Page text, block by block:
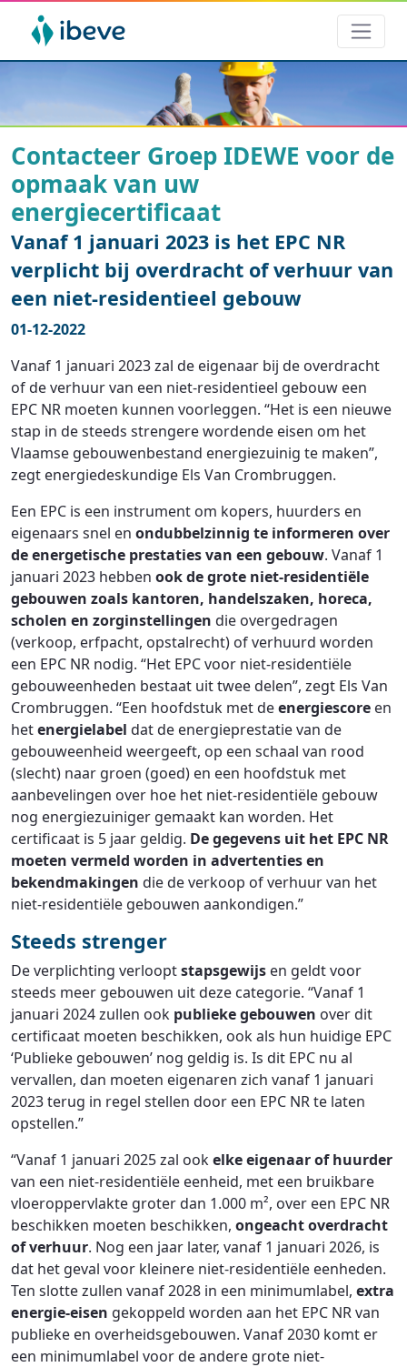
Contacteer Groep IDEWE voor de
opmaak van uw
energiecertificaat
Vanaf 1 januari 2023 is het EPC NR
verplicht bij overdracht of verhuur van
een niet-residentieel gebouw
01-12-2022
Vanaf 1 januari 2023 zal de eigenaar bij de overdracht
of de verhuur van een niet-residentieel gebouw een
EPC NR moeten kunnen voorleggen. “Het is een nieuwe
stap in de steeds strengere wordende eisen om het
Vlaamse gebouwenbestand energiezuinig te maken”,
zegt energiedeskundige Els Van Crombruggen.
Een EPC is een instrument om kopers, huurders en
eigenaars snel en ondubbelzinnig te informeren over
de energetische prestaties van een gebouw. Vanaf 1
januari 2023 hebben ook de grote niet-residentiële
gebouwen zoals kantoren, handelszaken, horeca,
scholen en zorginstellingen die overgedragen
(verkoop, erfpacht, opstalrecht) of verhuurd worden
een EPC NR nodig. “Het EPC voor niet-residentiële
gebouweenheden bestaat uit twee delen”, zegt Els Van
Crombruggen. “Een hoofdstuk met deenergiescore en
hetenergielabel dat de energieprestatie van de
gebouweenheid weergeeft, op een schaal van rood
(slecht) naar groen (goed) en een hoofdstuk met
aanbevelingen over hoe het niet-residentiële gebouw
nog energiezuiniger gemaakt kan worden. Het
certificaat is 5 jaar geldig. De gegevens uit het EPC NR
moeten vermeld worden in advertenties en
bekendmakingen die de verkoop of verhuur van het
niet-residentiële gebouwen aankondigen.”
Steeds strenger
De verplichting verlooptstapsgewijs en geldt voor
steeds meer gebouwen uit deze categorie. “Vanaf 1
januari 2024 zullen ook publieke gebouwen over dit
certificaat moeten beschikken, ook als hun huidige EPC
‘Publieke gebouwen’ nog geldig is. Is dit EPC nu al
vervallen, dan moeten eigenaren zich vanaf 1 januari
2023 terug in regel stellen door een EPC NR te laten
opstellen.”
“Vanaf 1 januari 2025 zal ookelke eigenaar of huurder
van een niet-residentiële eenheid, met een bruikbare
vloeroppervlakte groter dan 1.000 m², over een EPC NR
beschikken moeten beschikken, ongeacht overdracht
of verhuur. Nog een jaar later, vanaf 1 januari 2026, is
dat het geval voor kleinere niet-residentiële eenheden.
Ten slotte zullen vanaf 2028 in een minimumlabel, extra
energie-eisen gekoppeld worden aan het EPC NR van
publieke en overheidsgebouwen. Vanaf 2030 komt er
een minimumlabel voor de andere grote niet-